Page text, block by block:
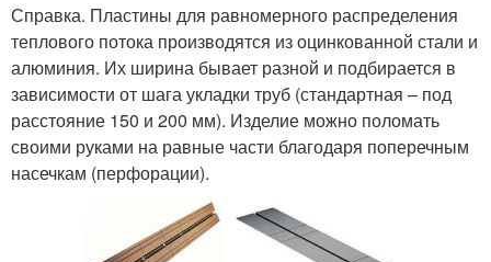
Справка. Пластины для равномерного распределения
теплового потока производятся из оцинкованной стали и
алюминия. Их ширина бывает разной и подбирается в
зависимости от шага укладки труб (стандартная – под
расстояние 150 и 200 мм). Изделие можно поломать
своими руками на равные части благодаря поперечным
насечкам (перфорации).